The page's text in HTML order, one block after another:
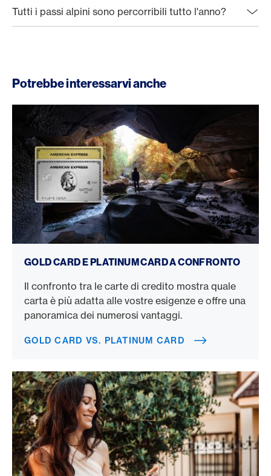
Tutti i passi alpini sono percorribili tutto l'anno?
Potrebbe interessarvi anche
GOLD CARD E PLATINUM CARD A CONFRONTO
Il confronto tra le carte di credito mostra quale
carta è più adatta alle vostre esigenze e offre una
panoramica dei numerosi vantaggi.
GOLD CARD VS. PLATINUM CARD